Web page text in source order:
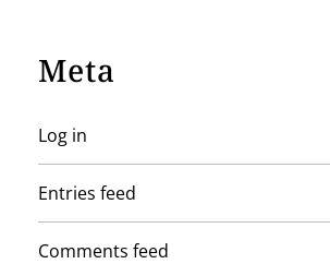
Meta
Log in
Entries feed
Comments feed